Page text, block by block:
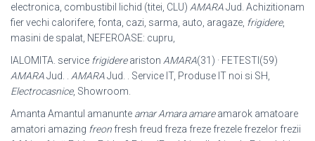
electronica, combustibil lichid (titei, CLU) AMARAJud. Achizitionam
fier vechi calorifere, fonta, cazi, sarma, auto, aragaze, frigidere,
masini de spalat, NEFEROASE: cupru
IALOMITA. service frigidereariston AMARA(31) · FETESTI(59)
AMARAJud. . AMARAJud. . Service IT, Produse IT noi si SH,
Electrocasnice, Showroom.
Amanta Amantul amanunte amar Amara amareamarok amatoare
amatori amazing freon fresh freud freza freze frezele frezelor frezii